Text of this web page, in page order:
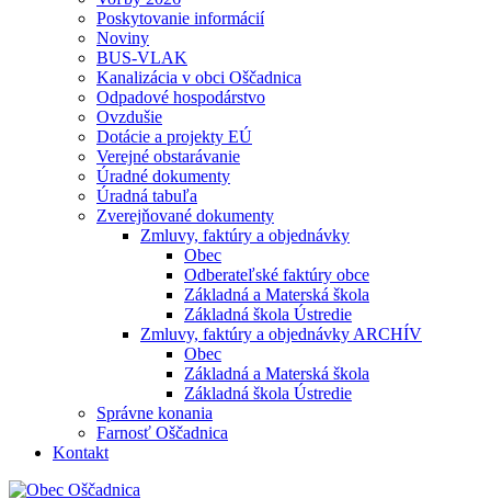
Poskytovanie informácií
Noviny
BUS-VLAK
Kanalizácia v obci Oščadnica
Odpadové hospodárstvo
Ovzdušie
Dotácie a projekty EÚ
Verejné obstarávanie
Úradné dokumenty
Úradná tabuľa
Zverejňované dokumenty
Zmluvy, faktúry a objednávky
Obec
Odberateľské faktúry obce
Základná a Materská škola
Základná škola Ústredie
Zmluvy, faktúry a objednávky ARCHÍV
Obec
Základná a Materská škola
Základná škola Ústredie
Správne konania
Farnosť Oščadnica
Kontakt